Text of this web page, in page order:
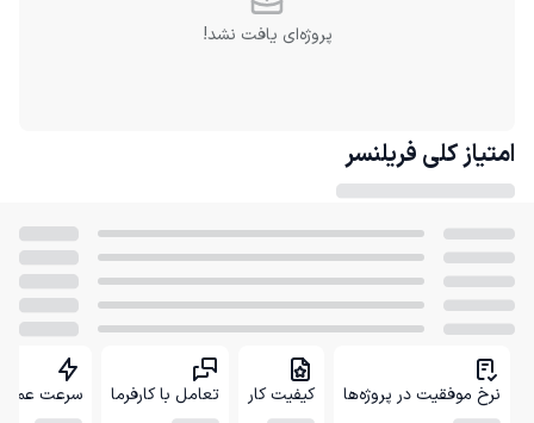
پروژه‌ای یافت نشد!
امتیاز کلی فریلنسر
نرخ موفقیت در پروژه‌ها کیفیت کار تعامل با کارفرما سرعت عمل